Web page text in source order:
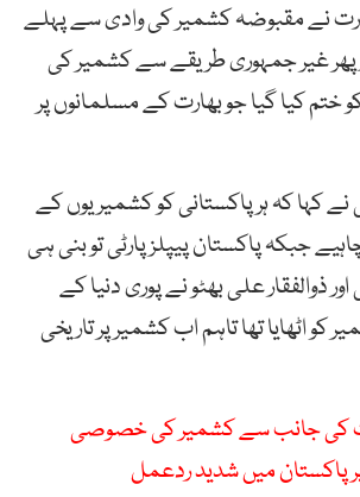
نے مقبوضہ کشمیر کی وادی سے پہلے
پھر غیر جمہوری طریقے سے کشمیر کی
کیا گیا جو بھارت کے مسلمانوں پر
نے کہا کہ ہر پاکستانی کو کشمیریوں کے
جبکہ پاکستان پیپلز پارٹی تو بنی ہی
ذوالفقار علی بھٹو نے پوری دنیا کے
اٹھایا تھا تاہم اب کشمیر پر تاریخی
کی جانب سے کشمیر کی خصوصی
پاکستان میں شدید ردعمل